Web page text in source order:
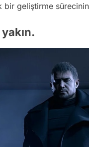
bir geliştirme